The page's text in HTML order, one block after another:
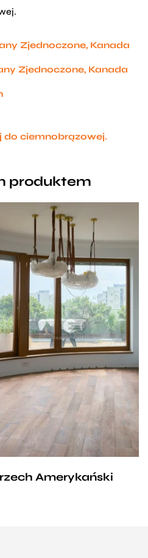
Zjednoczone, Kanada
Zjednoczone, Kanada
ciemnobrązowej.
produktem
Amerykański